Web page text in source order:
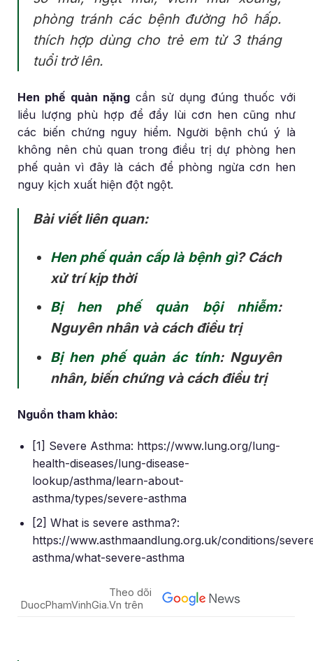
phòng tránh các bệnh đường hô hấp.
thích hợp dùng cho trẻ em từ 3 tháng
tuổi trở lên.
Hen phế quản nặng cần sử dụng đúng thuốc với
liều lượng phù hợp để đẩy lùi cơn hen cũng như
các biến chứng nguy hiểm. Người bệnh chú ý là
không nên chủ quan trong điều trị dự phòng hen
phế quản vì đây là cách để phòng ngừa cơn hen
nguy kịch xuất hiện đột ngột.
Bài viết liên quan:
Hen phế quản cấp là bệnh gì? Cách
xử trí kịp thời
Bị hen phế quản bội nhiễm:
Nguyên nhân và cách điều trị
Bị hen phế quản ác tính: Nguyên
nhân, biến chứng và cách điều trị
Nguồn tham khảo:
[1] Severe Asthma: https://www.lung.org/lung-
health-diseases/lung-disease-
lookup/asthma/learn-about-
asthma/types/severe-asthma
[2] What is severe asthma?:
https://www.asthmaandlung.org.uk/conditions/
asthma/what-severe-asthma
Theo dõi
DuocPhamVinhGia.Vn trên